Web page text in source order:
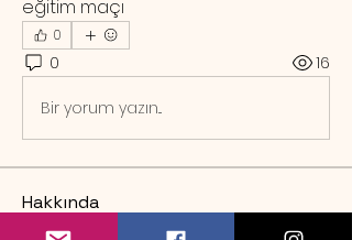
eğitim maçı
0
0 16
Bir yorum yazın...
Hakkında
Örnek rezervasyon mesajı Sa